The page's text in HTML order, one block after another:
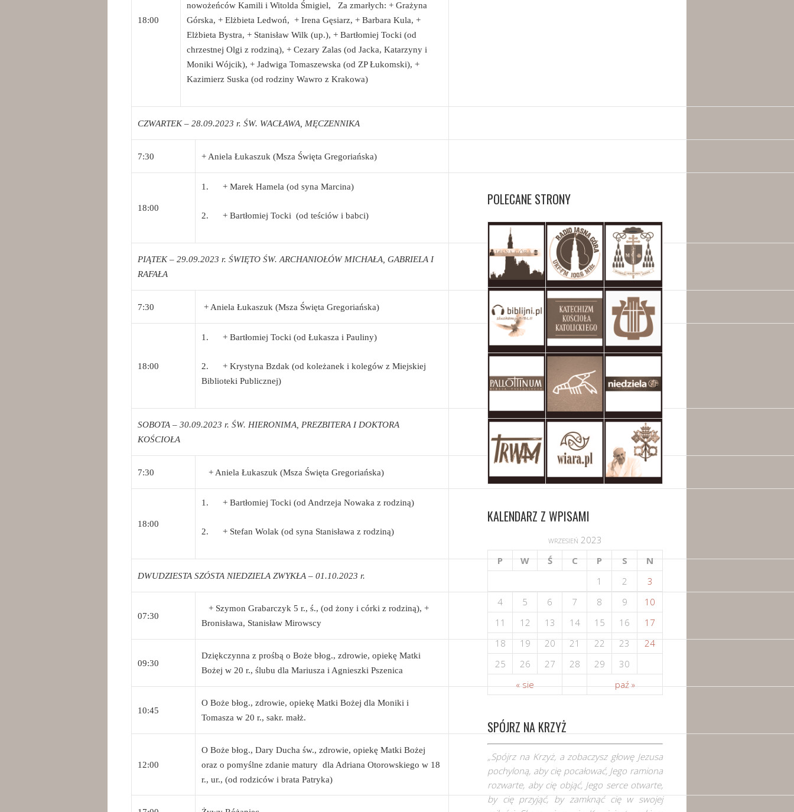
18:00
nowożeńców Kamili i Witolda Śmigiel, Za zmarłych: + Grażyna
Górska, + Elżbieta Ledwoń, + Irena Gęsiarz, + Barbara Kula, +
Elżbieta Bystra, + Stanisław Wilk (up.), + Bartłomiej Tocki (od
chrzestnej Olgi z rodziną), + Cezary Zalas (od Jacka, Katarzyny i
Moniki Wójcik), + Jadwiga Tomaszewska (od ZP Łukomski), +
Kazimierz Suska (od rodziny Wawro z Krakowa)
CZWARTEK – 28.09.2023 r. ŚW. WACŁAWA, MĘCZENNIKA
7:30 + Aniela Łukaszuk (Msza Święta Gregoriańska)
18:00
1. + Marek Hamela (od syna Marcina)
2. + Bartłomiej Tocki (od teściów i babci)
PIĄTEK – 29.09.2023 r. ŚWIĘTO ŚW. ARCHANIOŁÓW MICHAŁA, GABRIELA I
RAFAŁA
7:30 + Aniela Łukaszuk (Msza Święta Gregoriańska)
18:00
1. + Bartłomiej Tocki (od Łukasza i Pauliny)
2. + Krystyna Bzdak (od koleżanek i kolegów z Miejskiej
Biblioteki Publicznej)
SOBOTA – 30.09.2023 r. ŚW. HIERONIMA, PREZBITERA I DOKTORA
KOŚCIOŁA
7:30 + Aniela Łukaszuk (Msza Święta Gregoriańska)
18:00
1. + Bartłomiej Tocki (od Andrzeja Nowaka z rodziną)
2. + Stefan Wolak (od syna Stanisława z rodziną)
DWUDZIESTA SZÓSTA NIEDZIELA ZWYKŁA – 01.10.2023 r.
07:30
+ Szymon Grabarczyk 5 r., ś., (od żony i córki z rodziną), +
Bronisława, Stanisław Mirowscy
09:30
Dziękczynna z prośbą o Boże błog., zdrowie, opiekę Matki
Bożej w 20 r., ślubu dla Mariusza i Agnieszki Pszenica
10:45
O Boże błog., zdrowie, opiekę Matki Bożej dla Moniki i
Tomasza w 20 r., sakr. małż.
12:00
O Boże błog., Dary Ducha św., zdrowie, opiekę Matki Bożej
oraz o pomyślne zdanie matury dla Adriana Otorowskiego w 18
r., ur., (od rodziców i brata Patryka)
POLECANE STRONY
KALENDARZ Z WPISAMI
wrzesień 2023
P
W Ś C P S N
« sie paź »
1 2
3
4
5 6 7 8 9
10
11
12 13 14 15 16
17
18
19 20 21 22 23
24
25
26 27 28 29 30
SPÓJRZ NA KRZYŻ
„Spójrz na Krzyż, a zobaczysz głowę Jezusa
pochyloną, aby cię pocałować, Jego ramiona
rozwarte, aby cię objąć, Jego serce otwarte,
by cię przyjąć, by zamknąć cię w swojej